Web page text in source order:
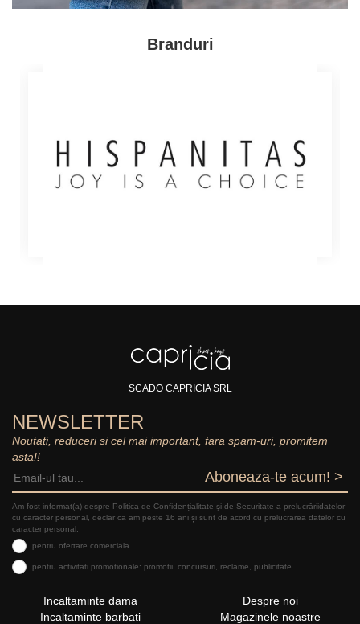
Branduri
SCADO CAPRICIA SRL
NEWSLETTER
Noutati, reduceri si cel mai important, fara spam-uri, promitem
asta!!
Aboneaza-te acum! >
Am fost informat(a) despre Politica de Confidențialitate şi de Securitate a prelucrăriidatelor
cu caracter personal, declar ca am peste 16 ani și sunt de acord cu prelucrarea datelor cu
caracter personal:
pentru ofertare comerciala
pentru activitati promotionale: promotii, concursuri, reclame, publicitate
Incaltaminte dama
Incaltaminte barbati
Despre noi
Magazinele noastre